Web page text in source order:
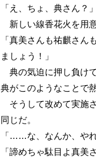
「え、ちょ、典さん？」
新しい線香花火を用
「真美さんも祐麒さ
ましょう！」
典の気迫に押し負け
典がこのようなことで
そうして改めて実施
同じだ。
「……な、なんか、や
「諦めちゃ駄目よ真美